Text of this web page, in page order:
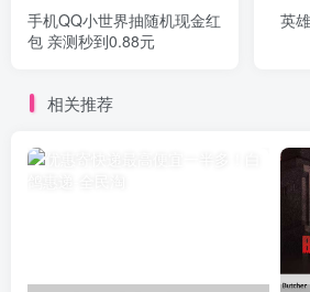
手机QQ小世界抽随机现金红
包 亲测秒到0.88元
英
相关推荐